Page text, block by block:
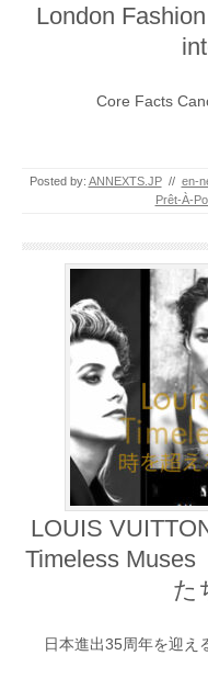
London
Core Facts
Posted by: ANNEXTS.JP // en-
Prêt-À-
LOUIS
Timeless
た
日本進出35周年を迎え